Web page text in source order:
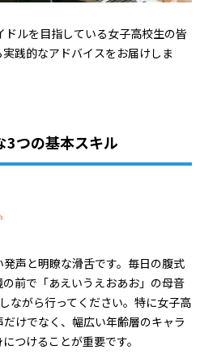
ドルを目指している女子高校生の皆
践的なアドバイスをお届けしま
3つの基本スキル
声と明瞭な滑舌です。毎日の腹式
前で「あえいうえおあお」の母音
ながら行ってください。特に女子高
けでなく、幅広い年齢層のキャラ
つけることが重要です。